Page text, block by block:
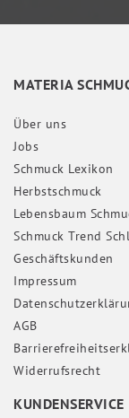
MATERIA
Über uns
Jobs
Schmuck Lexikon
Herbstschmuck
Lebensbaum
Schmuck Trend
Geschäftskunden
Impressum
AGB
Widerrufs­recht
KUNDENSERVICE